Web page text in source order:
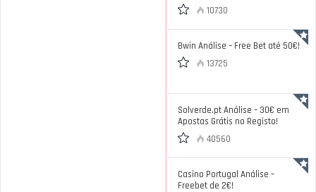
10730
Bwin Análise – Free Bet até 50€!
13725
Solverde.pt Análise – 30€ em
Apostas Grátis no Registo!
40560
Casino Portugal Análise –
Freebet de 2€!